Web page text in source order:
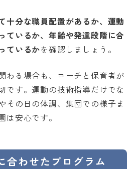
十分な職員配置があるか、運動
ているか、年齢や発達段階に合
ているかを確認しましょう。
わる場合も、コーチと保育者が
です。運動の技術指導だけでな
その日の体調、集団での様子ま
は安心です。
合わせたプログラム